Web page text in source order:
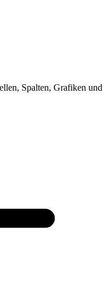
Spalten, Grafiken und